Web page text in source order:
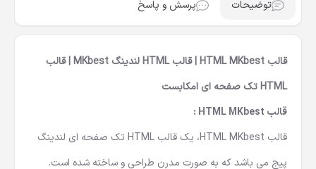
توضیحات پرسش و پاسخ
قالب HTML MKbest | قالب HTML لندینگ MKbest | قالب
HTML تک صفحه ای امکابست
قالب HTML MKbest :
قالب HTML MKbest، یک
قالب HTML تک صفحه ای
لندینگ
پیج می باشد که به صورت مدرن طراحی و ساخته شده است.